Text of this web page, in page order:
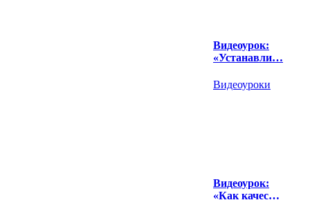
Видеоурок:
«Устанавли…
Видеоуроки
Видеоурок:
«Как качес…